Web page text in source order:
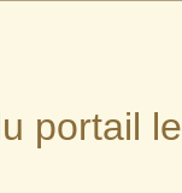
portail